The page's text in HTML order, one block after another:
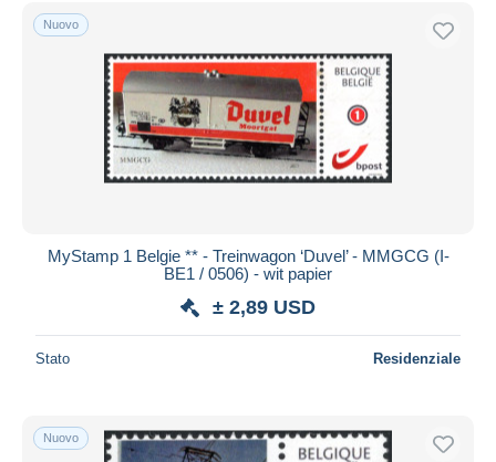
Spedizione gratuita
Metodi di pagamento
PayPal
Bonifico bancario
Visa
Mastercard
Maestro
Residenza del venditore
Nuovo
MyStamp 1 Belgie ** - Treinwagon ‘Duvel’ - MMGCG (I-
BE1 / 0506) - wit papier
± 2,89 USD
Stato Residenziale
Nuovo